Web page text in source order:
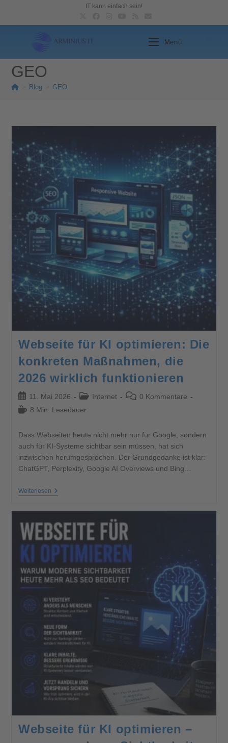
IT kann einfach sein!
Menü
GEO
Blog GEO
Webseite für KI optimieren: Die
konkreten Maßnahmen, die
2026 wirklich funktionieren
11. Mai 2026 Internet
0 Kommentare
8 Min. Lesedauer
Dass Webseiten heute nicht mehr nur für Google, sondern
auch für KI-Systeme sichtbar sein müssen, hat sich
inzwischen herumgesprochen. Der Grundgedanke ist klar:
ChatGPT, Perplexity, Google AI Overviews und Bing…
Weiterlesen
Webseite für KI optimieren –